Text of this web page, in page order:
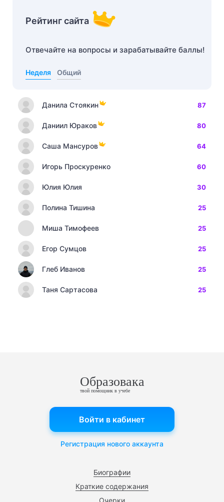
Рейтинг сайта
Отвечайте на вопросы и зарабатывайте баллы!
Неделя Общий
Данила Стоякин 87
Даниил Юраков 80
Саша Мансуров 64
Игорь Проскуренко 60
Юлия Юлия 30
Полина Тишина 25
Миша Тимофеев 25
Егор Сумцов 25
Глеб Иванов 25
Таня Сартасова 25
Образовака
твой помощник в учебе
Биографии
Краткие содержания
Очерки
Войти в кабинет
Регистрация нового аккаунта